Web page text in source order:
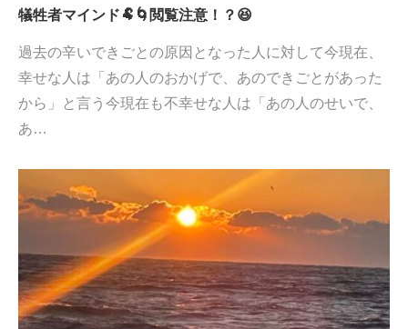
犠牲者マインド🐏🌀閲覧注意！？😆
過去の辛いできごとの原因となった人に対して今現在、
幸せな人は「あの人のおかげで、あのできごとがあった
から」と言う今現在も不幸せな人は「あの人のせいで、
あ…